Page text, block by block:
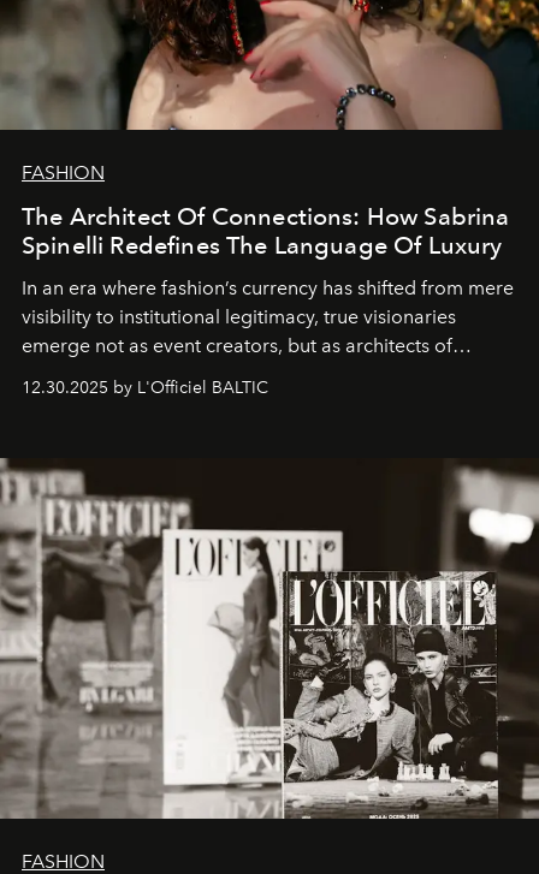
FASHION
The Architect Of Connections: How Sabrina
Spinelli Redefines The Language Of Luxury
In an era where fashion’s currency has shifted from mere
visibility to institutional legitimacy, true visionaries
emerge not as event creators, but as architects of
ecosystems.
Sabrina Spinelli
brand strategist with three decades of mastery in luxury,
framework where creativity, commerce, and culture
converge with surgical precision.
12.30.2025 by L'Officiel BALTIC
FASHION